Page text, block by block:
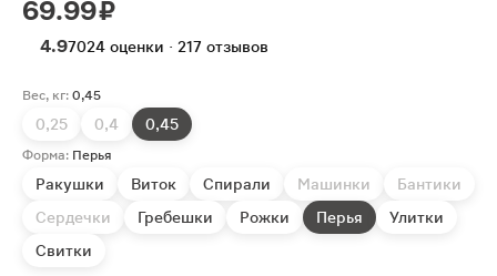
69.99 ₽
4.97024 оценки · 217 отзывов
Вес, кг: 0,45
0,25 0,4 0,45
Форма: Перья
Ракушки Виток Спирали Машинки
Бантики
Сердечки
Гребешки Рожки Перья
Улитки
Свитки